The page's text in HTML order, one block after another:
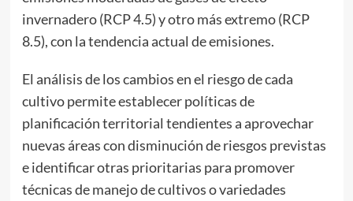
invernadero (RCP 4.5) y otro más extremo (RCP
8.5), con la tendencia actual de emisiones.
El análisis de los cambios en el riesgo de cada
cultivo permite establecer políticas de
planificación territorial tendientes a aprovechar
nuevas áreas con disminución de riesgos previstas
e identificar otras prioritarias para promover
técnicas de manejo de cultivos o variedades